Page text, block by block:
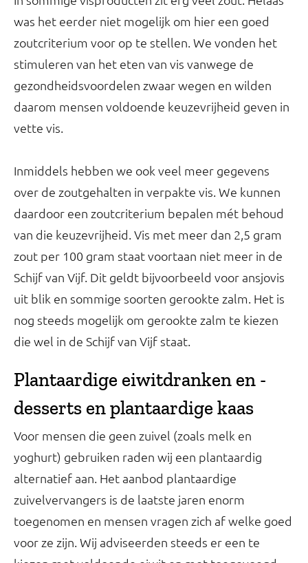
was het eerder niet mogelijk om hier een goed
zoutcriterium voor op te stellen. We vonden het
stimuleren van het eten van vis vanwege de
gezondheidsvoordelen zwaar wegen en wilden
daarom mensen voldoende keuzevrijheid geven in
vette vis.
Inmiddels hebben we ook veel meer gegevens
over de zoutgehalten in verpakte vis. We kunnen
daardoor een zoutcriterium bepalen mét behoud
van die keuzevrijheid. Vis met meer dan 2,5 gram
zout per 100 gram staat voortaan niet meer in de
Schijf van Vijf. Dit geldt bijvoorbeeld voor ansjovis
uit blik en sommige soorten gerookte zalm. Het is
nog steeds mogelijk om gerookte zalm te kiezen
die wel in de Schijf van Vijf staat.
Plantaardige eiwitdranken en -
desserts en plantaardige kaas
Voor mensen die geen zuivel (zoals melk en
yoghurt) gebruiken raden wij een plantaardig
alternatief aan. Het aanbod plantaardige
zuivelvervangers is de laatste jaren enorm
toegenomen en mensen vragen zich af welke goed
voor ze zijn. Wij adviseerden steeds er een te